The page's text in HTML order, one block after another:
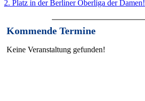
2. Platz in der Berliner Oberliga der Damen!
Kommende Termine
Keine Veranstaltung gefunden!